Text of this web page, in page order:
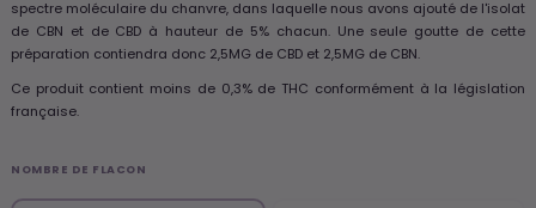
spectre moléculaire du chanvre, dans laquelle nous avons ajouté de l'isolat
de CBN et de CBD à hauteur de 5% chacun. Une seule goutte de cette
préparation contiendra donc 2,5MG de CBD et 2,5MG de CBN.
Ce produit contient moins de 0,3% de THC conformément à la législation
française.
NOMBRE DE FLACON